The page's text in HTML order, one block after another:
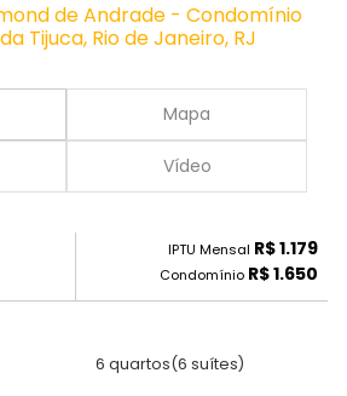
de Andrade - Condomínio
Tijuca, Rio de Janeiro, RJ
Mapa
Vídeo
IPTU Mensal R$ 1.179
Condomínio R$ 1.650
6 quartos(6 suítes)